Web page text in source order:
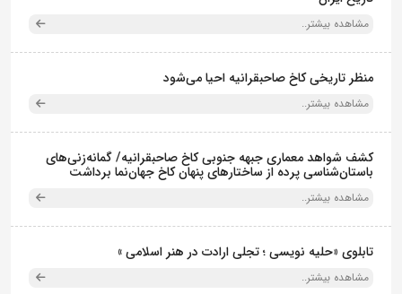
مشاهده بیشتر..
منظر تاریخی کاخ صاحبقرانیه احیا می‌شود
مشاهده بیشتر..
کشف شواهد معماری جبهه جنوبی کاخ صاحبقرانیه/ گمانه‌زنی‌های
باستان‌شناسی پرده از ساختارهای پنهان کاخ جهان‌نما برداشت
مشاهده بیشتر..
تابلوی «حلیه نویسی ؛ تجلی ارادت در هنر اسلامی »
مشاهده بیشتر..